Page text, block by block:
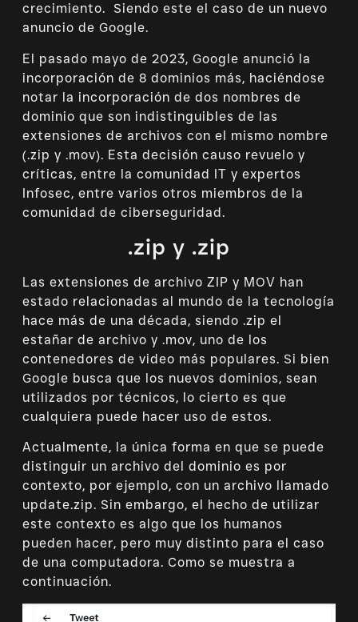
crecimiento. Siendo este el caso de un nuevo
anuncio de Google.
El pasado mayo de 2023, Google anunció la
incorporación de 8 dominios más, haciéndose
notar la incorporación de dos nombres de
dominio que son indistinguibles de las
extensiones de archivos con el mismo nombre
(.zip y .mov). Esta decisión causo revuelo y
críticas, entre la comunidad IT y expertos
Infosec, entre varios otros miembros de la
comunidad de ciberseguridad.
.zip y .zip
Las extensiones de archivo ZIP y MOV han
estado relacionadas al mundo de la tecnología
hace más de una década, siendo .zip el
estañar de archivo y .mov, uno de los
contenedores de video más populares. Si bien
Google busca que los nuevos dominios, sean
utilizados por técnicos, lo cierto es que
cualquiera puede hacer uso de estos.
Actualmente, la única forma en que se puede
distinguir un archivo del dominio es por
contexto, por ejemplo, con un archivo llamado
update.zip. Sin embargo, el hecho de utilizar
este contexto es algo que los humanos
pueden hacer, pero muy distinto para el caso
de una computadora. Como se muestra a
continuación.